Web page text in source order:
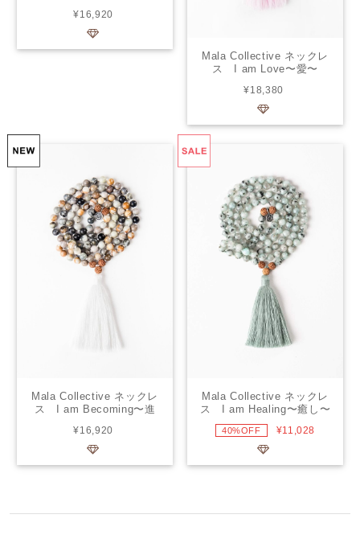
¥16,920
Mala Collective ネックレ
ス I am Love〜愛〜
¥18,380
Mala Collective ネックレ
ス I am Becoming〜進
¥16,920
Mala Collective ネックレ
ス I am Healing〜癒し〜
40%OFF ¥11,028